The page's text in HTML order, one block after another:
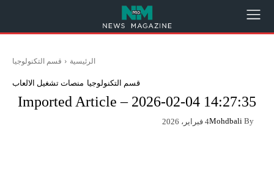
الرئيسية قسم التكنولوجيا
قسم التكنولوجيا منصات تشغيل الالعاب
Imported Article – 2026-02-04 14:27:35
By
Mohdbali4 فبراير، 2026